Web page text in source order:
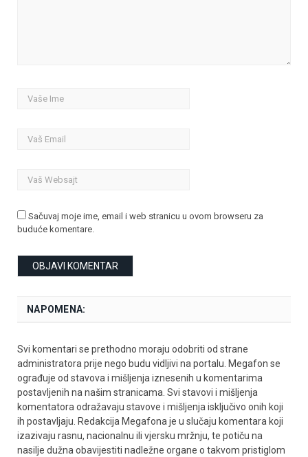
Sačuvaj moje ime, email i web stranicu u ovom browseru za
buduće komentare.
NAPOMENA:
Svi komentari se prethodno moraju odobriti od strane
administratora prije nego budu vidljivi na portalu. Megafon se
ograđuje od stavova i mišljenja iznesenih u komentarima
postavljenih na našim stranicama. Svi stavovi i mišljenja
komentatora odražavaju stavove i mišljenja isključivo onih koji
ih postavljaju. Redakcija Megafona je u slučaju komentara koji
izazivaju rasnu, nacionalnu ili vjersku mržnju, te potiču na
nasilje dužna obavijestiti nadležne organe o takvom pristiglom